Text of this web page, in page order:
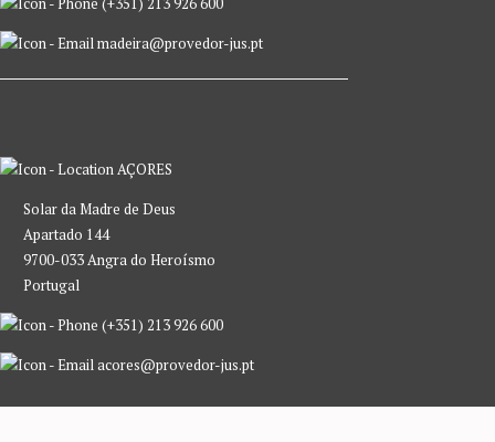
madeira@provedor-jus.pt
AÇORES
Solar da Madre de Deus
Apartado 144
9700-033 Angra do Heroísmo
Portugal
(+351) 213 926 600
acores@provedor-jus.pt